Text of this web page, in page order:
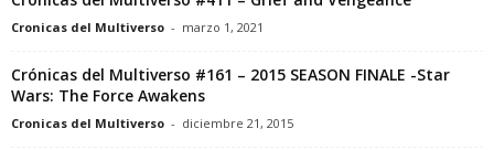
Cronicas del Multiverso - marzo 1, 2021
Crónicas del Multiverso #161 – 2015 SEASON FINALE -Star
Wars: The Force Awakens
Cronicas del Multiverso - diciembre 21, 2015